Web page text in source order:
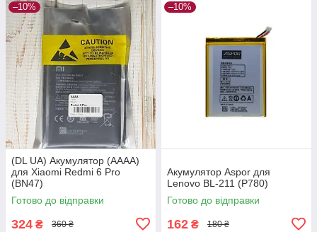
–10%
(DL UA) Акумулятор (AAAA)
для Xiaomi Redmi 6 Pro
(BN47)
Готово до відправки
324 ₴ 360 ₴
–10%
Акумулятор Aspor для
Lenovo BL-211 (P780)
Готово до відправки
162 ₴ 180 ₴